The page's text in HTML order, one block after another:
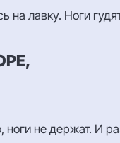
лавку. Ноги
ноги не держат. И